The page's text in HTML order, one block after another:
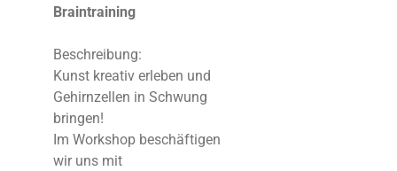
Braintraining
Beschreibung:
Kunst kreativ erleben und
Gehirnzellen in Schwung
bringen!
Im Workshop beschäftigen
wir uns mit